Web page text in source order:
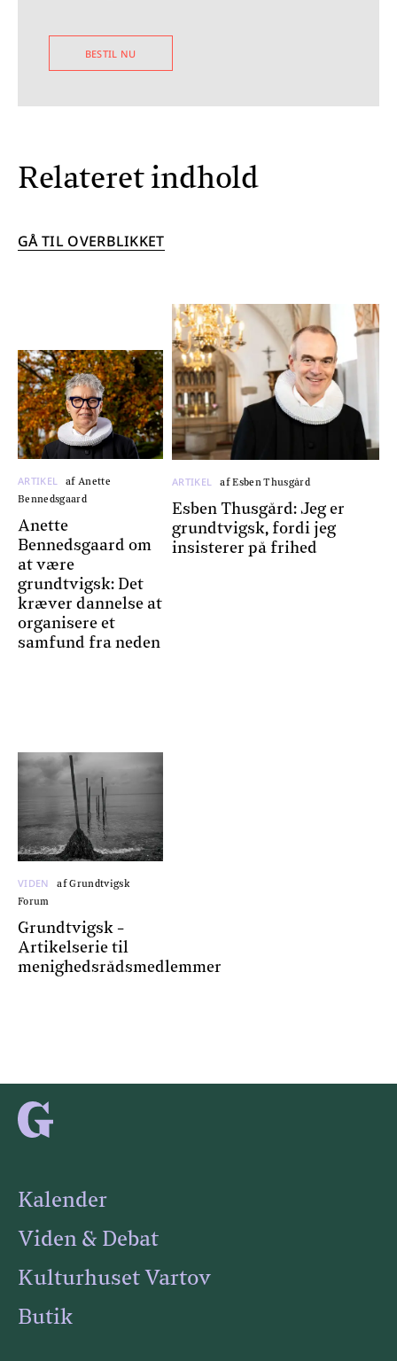
BESTIL NU
Relateret indhold
GÅ TIL OVERBLIKKET
ARTIKEL
af Anette
Bennedsgaard
Anette
Bennedsgaard om
at være
grundtvigsk: Det
kræver dannelse at
organisere et
samfund fra neden
ARTIKEL af Esben Thusgård
Esben Thusgård: Jeg er
grundtvigsk, fordi jeg
insisterer på frihed
VIDEN
af Grundtvigsk
Forum
Grundtvigsk -
Artikelserie til
menighedsrådsmedlemmer
Kalender
Viden & Debat
Kulturhuset Vartov
Butik